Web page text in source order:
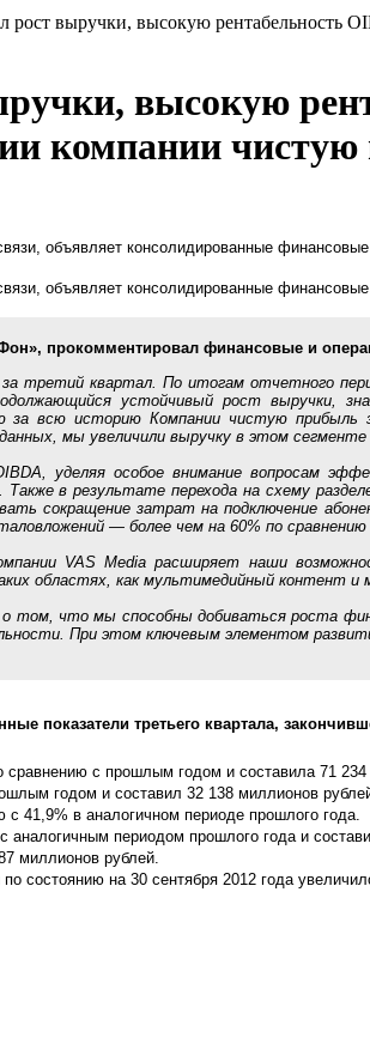
рост выручки, высокую рентабельность
высокую
компании чистую
объявляет консолидированные финансовые
объявляет консолидированные
прокомментировал финансовые и
третий квартал. По итогам отчетного
устойчивый рост выручки,
всю историю Компании чистую
мы увеличили выручку в этом сегменте
уделяя особое внимание вопросам
в результате перехода на схему
сокращение затрат на подключение
— более чем на 60% по сравнению
VAS Media расширяет наши
областях, как мультимедийный контент и
что мы способны добиваться роста
При этом ключевым элементом
показатели третьего квартала,
с прошлым годом и составила 71 234
годом и составил 32 138 миллионов
41,9% в аналогичном периоде прошлого года.
периодом прошлого года и
миллионов рублей.
состоянию на 30 сентября 2012 года